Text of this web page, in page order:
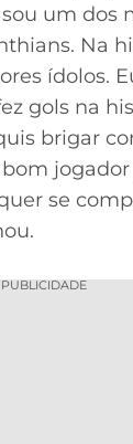
um dos
Na
ídolos.
gols na
brigar
se
PUBLICIDADE